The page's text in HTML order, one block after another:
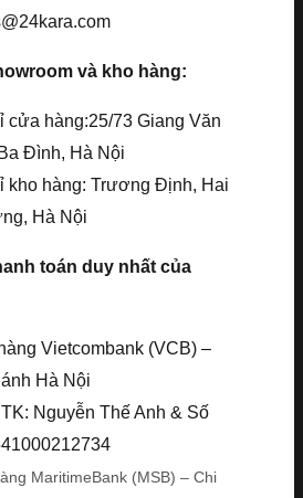
và kho hàng:
cửa hàng:25/73 Giang Văn
Đình, Hà Nội
kho hàng: Trương Định, Hai
Hà Nội
toán duy nhất của
Vietcombank (VCB) –
Hà Nội
Nguyễn Thế Anh & Số
MaritimeBank (MSB) – Chi